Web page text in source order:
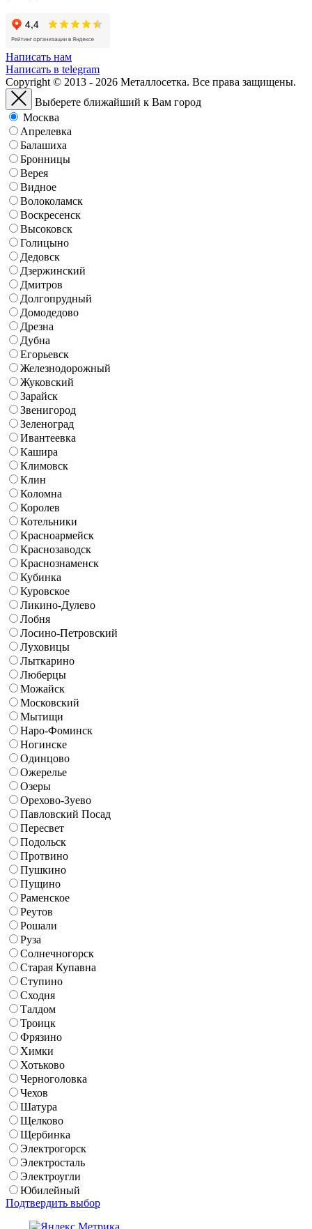
Написать нам
Написать в telegram
Copyright © 2013 - 2026 Металлосетка. Все права защищены.
Выберете ближайший к Вам город
Москва
Апрелевка
Балашиха
Бронницы
Верея
Видное
Волоколамск
Воскресенск
Высоковск
Голицыно
Дедовск
Дзержинский
Дмитров
Долгопрудный
Домодедово
Дрезна
Дубна
Егорьевск
Железнодорожный
Жуковский
Зарайск
Звенигород
Зеленоград
Ивантеевка
Кашира
Климовск
Клин
Коломна
Королев
Котельники
Красноармейск
Краснозаводск
Краснознаменск
Кубинка
Куровское
Ликино-Дулево
Лобня
Лосино-Петровский
Луховицы
Лыткарино
Люберцы
Можайск
Московский
Мытищи
Наро-Фоминск
Ногинске
Одинцово
Ожерелье
Озеры
Орехово-Зуево
Павловский Посад
Пересвет
Подольск
Протвино
Пушкино
Пущино
Раменское
Реутов
Рошали
Руза
Солнечногорск
Старая Купавна
Ступино
Сходня
Талдом
Троицк
Фрязино
Химки
Хотьково
Черноголовка
Чехов
Шатура
Щелково
Щербинка
Электрогорск
Электросталь
Электроугли
Юбилейный
Подтвердить выбор